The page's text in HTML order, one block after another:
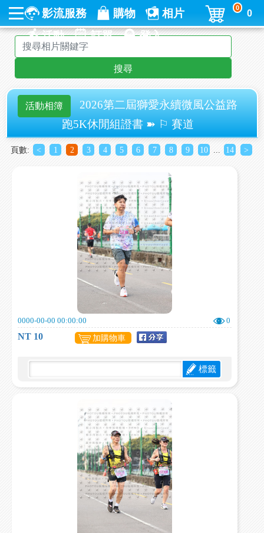
影流服務 購物
相片
活動
訂單 登入
0
0
搜尋
活動相簿
2026第二屆獅愛永續微風公益路
跑5K休閒組證書 ➽ ⚐ 賽道
頁數: < 1 2 3 4 5 6 7 8 9 10 14 >
0000-00-00 00:00:00 0
NT 10 加購物車
標籤